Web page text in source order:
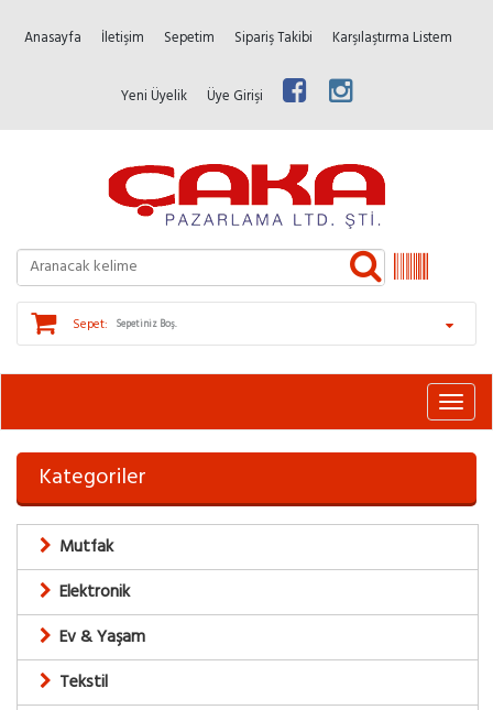
Anasayfa İletişim Sepetim Sipariş Takibi Karşılaştırma Listem
Yeni Üyelik Üye Girişi
Sepet: Sepetiniz Boş.
Kategoriler
Mutfak
Elektronik
Ev & Yaşam
Tekstil